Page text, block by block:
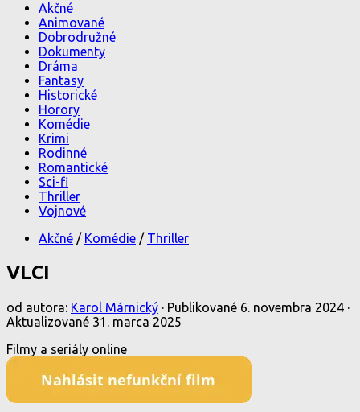
Akčné
Animované
Dobrodružné
Dokumenty
Dráma
Fantasy
Historické
Horory
Komédie
Krimi
Rodinné
Romantické
Sci-fi
Thriller
Vojnové
Akčné / Komédie / Thriller
VLCI
od autora: Karol Márnický · Publikované 6. novembra 2024 ·
Aktualizované 31. marca 2025
Filmy a seriály online